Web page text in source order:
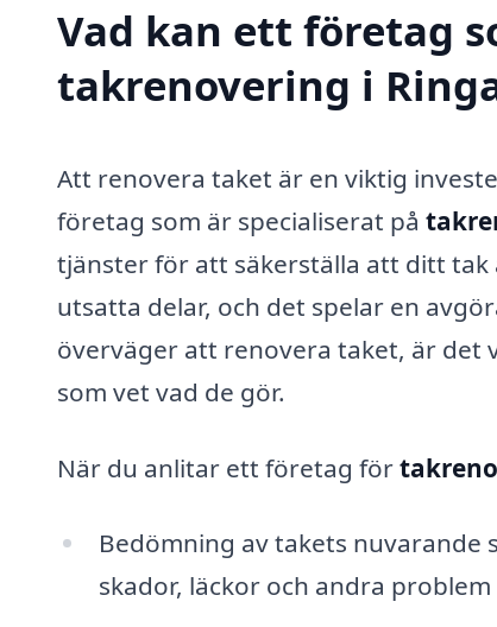
Vad kan ett företag
takrenovering i
Att renovera taket är en viktig
företag som är specialiserat på
tjänster för att säkerställa att ditt tak
utsatta delar, och det spelar en
överväger att renovera taket, är det
som vet vad de gör.
När du anlitar ett företag för
Bedömning av takets nuvarande
skador, läckor och andra